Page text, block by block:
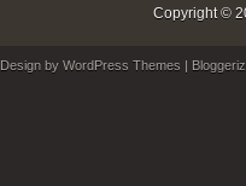
Copyright ©
Design by WordPress Themes |